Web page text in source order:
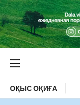
ОҚЫС ОҚИҒА